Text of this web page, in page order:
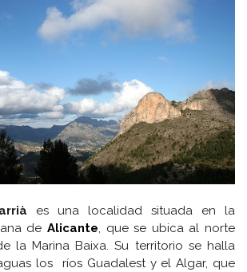
es una localidad situada en la
de Alicante, que se ubica al norte
la Marina Baixa. Su territorio se halla
los ríos Guadalest y el Algar, que